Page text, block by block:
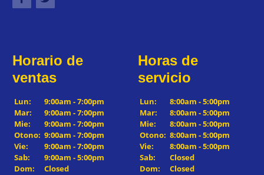
Horario de
ventas
Lun:
9:00am - 7:00pm
Mar:
9:00am - 7:00pm
Mie:
9:00am - 7:00pm
Otono: 9:00am - 7:00pm
Vie:
9:00am - 7:00pm
Sab:
9:00am - 5:00pm
Dom:
Closed
Horas de
servicio
Lun:
8:00am - 5:00pm
Mar:
8:00am - 5:00pm
Mie:
8:00am - 5:00pm
Otono: 8:00am - 5:00pm
Vie:
8:00am - 5:00pm
Sab:
Closed
Dom:
Closed